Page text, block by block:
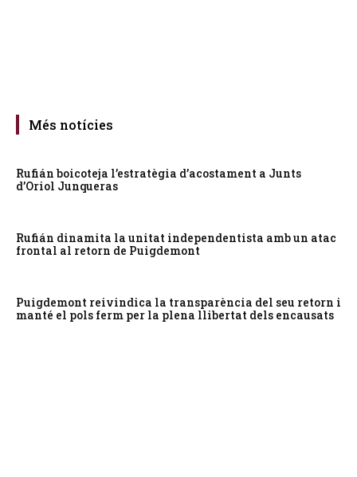
Més notícies
Rufián boicoteja l’estratègia d’acostament a Junts
d’Oriol Junqueras
Rufián dinamita la unitat independentista amb un atac
frontal al retorn de Puigdemont
Puigdemont reivindica la transparència del seu retorn i
manté el pols ferm per la plena llibertat dels encausats